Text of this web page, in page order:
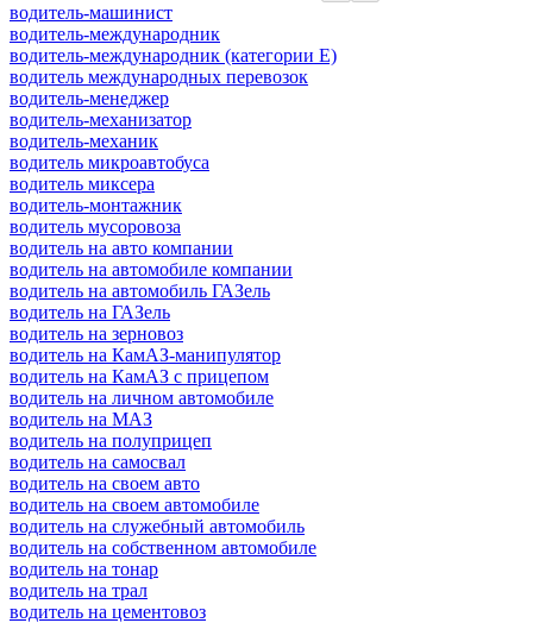
водитель-машинист
водитель-международник
водитель-международник (категории Е)
водитель международных перевозок
водитель-менеджер
водитель-механизатор
водитель-механик
водитель микроавтобуса
водитель миксера
водитель-монтажник
водитель мусоровоза
водитель на авто компании
водитель на автомобиле компании
водитель на автомобиль ГАЗель
водитель на ГАЗель
водитель на зерновоз
водитель на КамАЗ-манипулятор
водитель на КамАЗ с прицепом
водитель на личном автомобиле
водитель на МАЗ
водитель на полуприцеп
водитель на самосвал
водитель на своем авто
водитель на своем автомобиле
водитель на служебный автомобиль
водитель на собственном автомобиле
водитель на тонар
водитель на трал
водитель на цементовоз